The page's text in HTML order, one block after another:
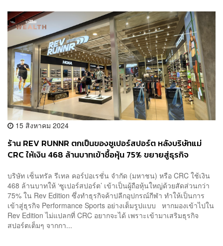
15 สิงหาคม 2024
ร้าน REV RUNNR ตกเป็นของซูเปอร์สปอร์ต หลังบริษัทแม่
CRC ให้เงิน 468 ล้านบาทเข้าซื้อหุ้น 75% ขยายสู่ธุรกิจ
บริษัท เซ็นทรัล รีเทล คอร์ปอเรชั่น จำกัด (มหาชน) หรือ CRC ใช้เงิน
468 ล้านบาทให้ ‘ซูเปอร์สปอร์ต’ เข้าเป็นผู้ถือหุ้นใหญ่ด้วยสัดส่วนกว่า
75% ใน Rev Edition ซึ่งทำธุรกิจค้าปลีกอุปกรณ์กีฬา ทำให้เป็นการ
เข้าสู่ธุรกิจ Performance Sports อย่างเต็มรูปแบบ หากมองเข้าไปใน
Rev Edition ไม่แปลกที่ CRC อยากจะได้ เพราะเข้ามาเสริมธุรกิจ
สปอร์ตเต็มๆ จากกา...